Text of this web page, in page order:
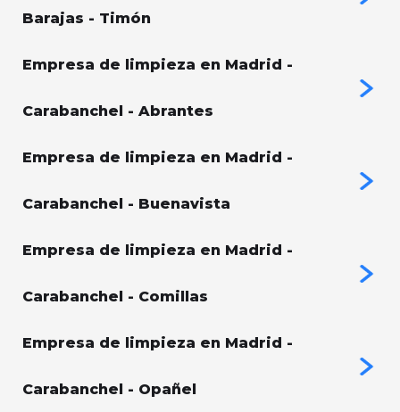
Barajas - Timón
Empresa de limpieza en Madrid -
Carabanchel - Abrantes
Empresa de limpieza en Madrid -
Carabanchel - Buenavista
Empresa de limpieza en Madrid -
Carabanchel - Comillas
Empresa de limpieza en Madrid -
Carabanchel - Opañel